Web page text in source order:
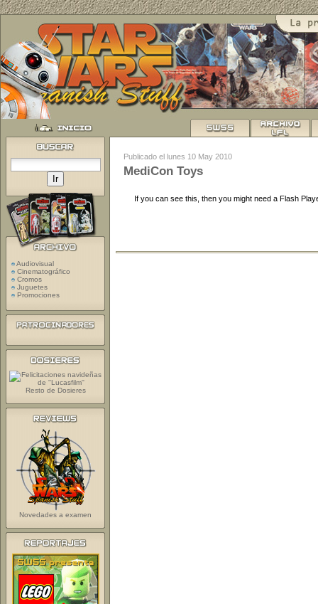
Publicado el lunes 10 May 2010
MediCon Toys
If you can see this, then you might need a Flash
Audiovisual
Cinematográfico
Cromos
Juguetes
Promociones
Resto de Dosieres
Novedades a examen